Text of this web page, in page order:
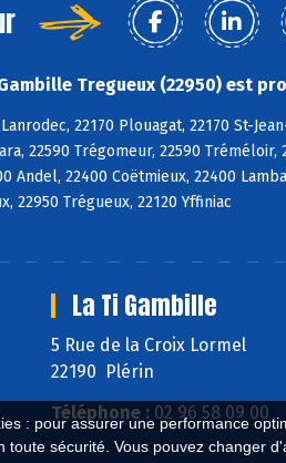
: pour assurer une performance
sécurité. Vous pouvez changer
Tregueux (22950) est
22170 Plouagat, 22170 St-
22590 Trégomeur, 22590
Andel, 22400 Coëtmieux, 22400
22950 Trégueux, 22120 Yffiniac
La Ti Gambille
5 Rue de la Croix Lormel
22190 Plérin
Téléphone :02 96 58 09 00